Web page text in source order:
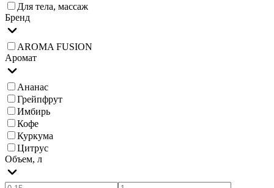
Для тела, массаж
Бренд
AROMA FUSION
Аромат
Ананас
Грейпфрут
Имбирь
Кофе
Куркума
Цитрус
Объем, л